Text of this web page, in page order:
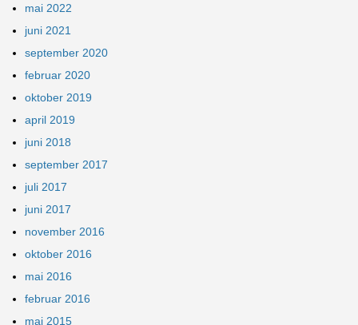
mai 2022
juni 2021
september 2020
februar 2020
oktober 2019
april 2019
juni 2018
september 2017
juli 2017
juni 2017
november 2016
oktober 2016
mai 2016
februar 2016
mai 2015